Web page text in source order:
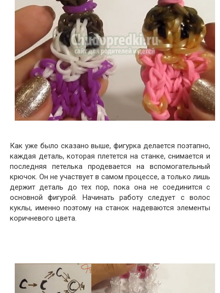
Как уже было сказано выше, фигурка делается поэтапно,
каждая деталь, которая плетется на станке, снимается и
последняя петелька продевается на вспомогательный
крючок. Он не участвует в самом процессе, а только лишь
держит деталь до тех пор, пока она не соединится с
основной фигурой. Начинать работу следует с волос
куклы, именно поэтому на станок надеваются элементы
коричневого цвета.